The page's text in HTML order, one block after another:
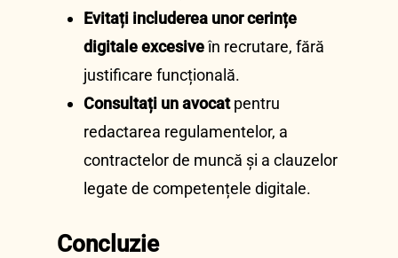
Evitați includerea unor cerințe
digitale excesiveîn recrutare, fără
justificare funcțională.
Consultați un avocatpentru
redactarea regulamentelor, a
contractelor de muncă și a clauzelor
legate de competențele digitale.
Concluzie